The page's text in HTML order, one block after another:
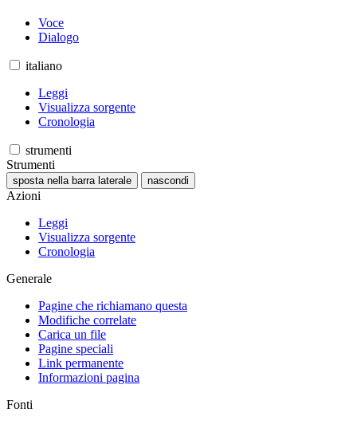
Voce
Dialogo
italiano
Leggi
Visualizza sorgente
Cronologia
strumenti
Strumenti
sposta nella barra laterale nascondi
Azioni
Leggi
Visualizza sorgente
Cronologia
Generale
Pagine che richiamano questa
Modifiche correlate
Carica un file
Pagine speciali
Link permanente
Informazioni pagina
Fonti